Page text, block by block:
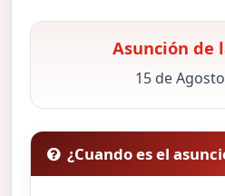
Asunción de
15 de
¿Cuando es el